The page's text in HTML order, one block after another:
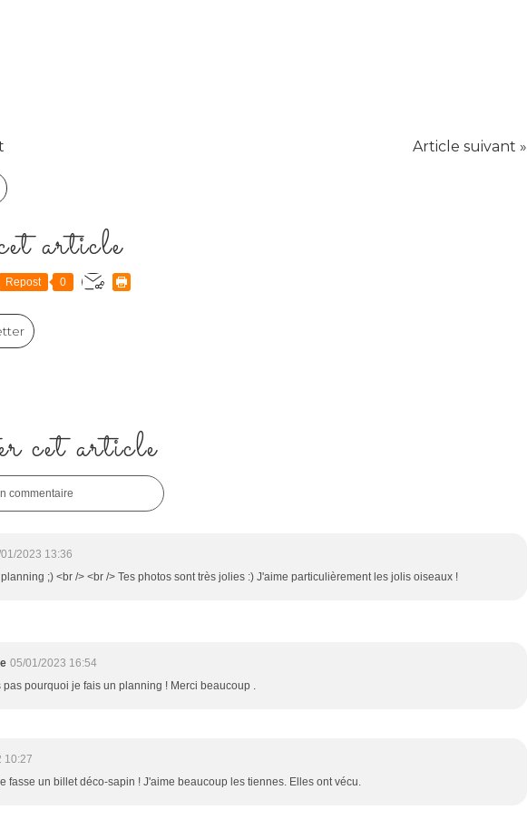
Article suivant »
article
Repost 0
cet article
commentaire
2023 13:36
;) <br /> <br /> Tes photos sont très jolies :) J'aime particulièrement les jolis oiseaux !
05/01/2023 16:54
pas pourquoi je fais un planning ! Merci beaucoup .
10:27
fasse un billet déco-sapin ! J'aime beaucoup les tiennes. Elles ont vécu.